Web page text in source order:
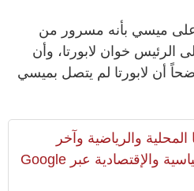
ميسي بأنه مسرور من
الرئيس خوان لابورتا، وأن
أن لابورتا لم يتصل بميسي
المحلية والرياضية وآخر
المستجدات السياسية والإقتصادية عبر Google